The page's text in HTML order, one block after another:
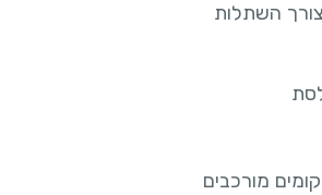
השתלות
מורכבים